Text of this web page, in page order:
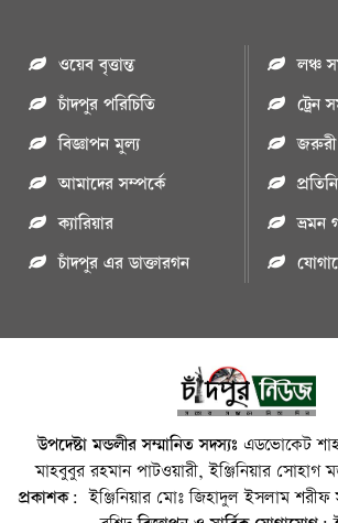
ওয়েব বৃত্তান্ত
চাঁদপুর পরিচিতি
বিজ্ঞাপন মুল্য
আমাদের সম্পর্কে
ক্যারিয়ার
চাঁদপুর এর ডাক্তারগন
লঞ্চ
ট্রেন
ভ্রমন
উপদেষ্টা মন্ডলীর সম্মানিত সদস্যঃ এডভোকেট
মাহবুবুর রহমান পাটওয়ারী, ইঞ্জিনিয়ার সোহাগ
প্রকাশক: ইঞ্জিনিয়ার মোঃ জিহাদুল ইসলাম শরীফ